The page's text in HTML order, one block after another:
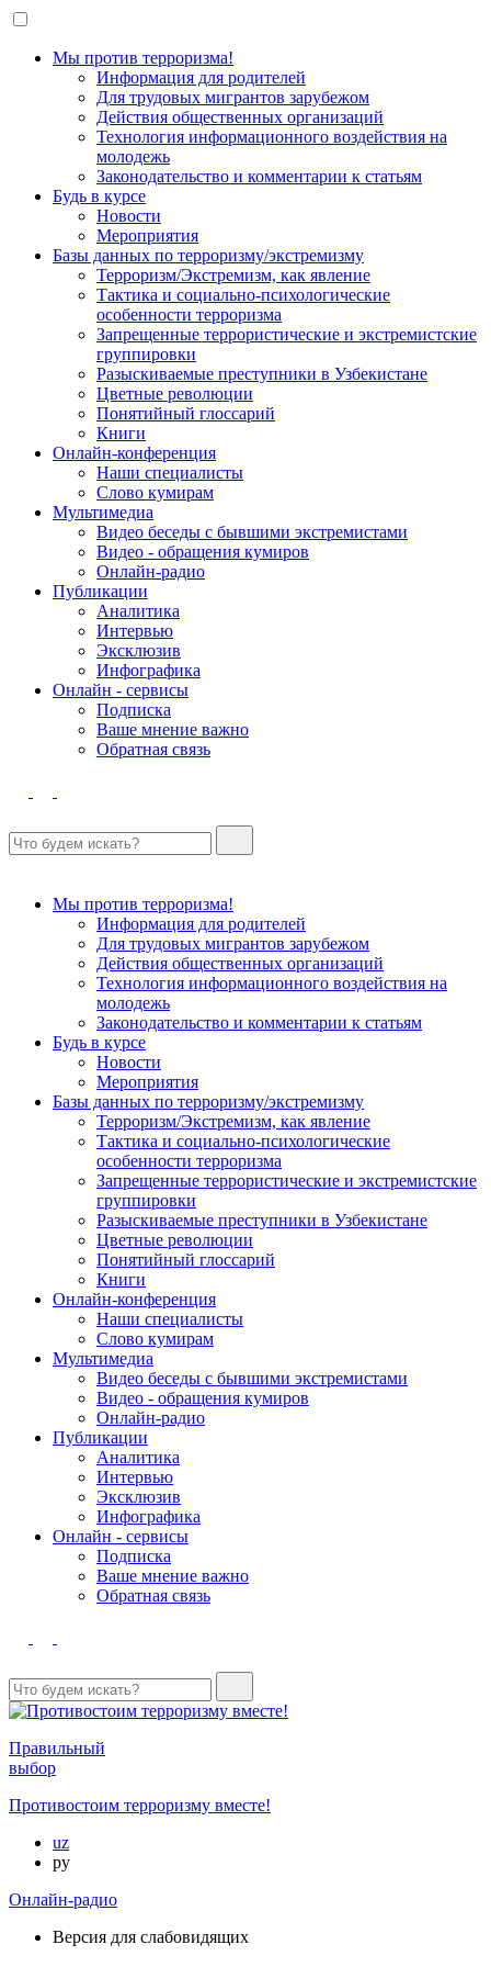
Мы против терроризма!
Информация для родителей
Для трудовых мигрантов зарубежом
Действия общественных организаций
Технология информационного воздействия на
молодежь
Законодательство и комментарии к статьям
Будь в курсе
Новости
Мероприятия
Базы данных по терроризму/экстремизму
Терроризм/Экстремизм, как явление
Тактика и социально-психологические
особенности терроризма
Запрещенные террористические и экстремистские
группировки
Разыскиваемые преступники в Узбекистане
Цветные революции
Понятийный глоссарий
Книги
Онлайн-конференция
Наши специалисты
Слово кумирам
Мультимедиа
Видео беседы с бывшими экстремистами
Видео - обращения кумиров
Онлайн-радио
Публикации
Аналитика
Интервью
Эксклюзив
Инфографика
Онлайн - сервисы
Подписка
Ваше мнение важно
Обратная связь
Мы против терроризма!
Информация для родителей
Для трудовых мигрантов зарубежом
Действия общественных организаций
Технология информационного воздействия на
молодежь
Законодательство и комментарии к статьям
Будь в курсе
Новости
Мероприятия
Базы данных по терроризму/экстремизму
Терроризм/Экстремизм, как явление
Тактика и социально-психологические
особенности терроризма
Запрещенные террористические и экстремистские
группировки
Разыскиваемые преступники в Узбекистане
Цветные революции
Понятийный глоссарий
Книги
Онлайн-конференция
Наши специалисты
Слово кумирам
Мультимедиа
Видео беседы с бывшими экстремистами
Видео - обращения кумиров
Онлайн-радио
Публикации
Аналитика
Интервью
Эксклюзив
Инфографика
Онлайн - сервисы
Подписка
Ваше мнение важно
Обратная связь
Правильный
выбор
Противостоим терроризму вместе!
uz
ру
Онлайн-радио
Версия для слабовидящих